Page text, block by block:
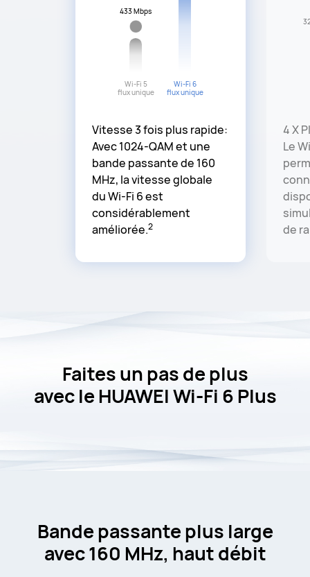
433 Mbps
Wi-Fi 5
flux unique
Wi-Fi 6
flux unique
Vitesse 3 fois plus rapide:
Avec 1024-QAM et une
bande passante de 160
MHz, la vitesse globale
du Wi-Fi 6 est
considérablement
améliorée.2
4 X
Le
de
Faites un pas de plus
avec leHUAWEI Wi-Fi 6 Plus
Bande passante plus large
avec 160 MHz, haut débit